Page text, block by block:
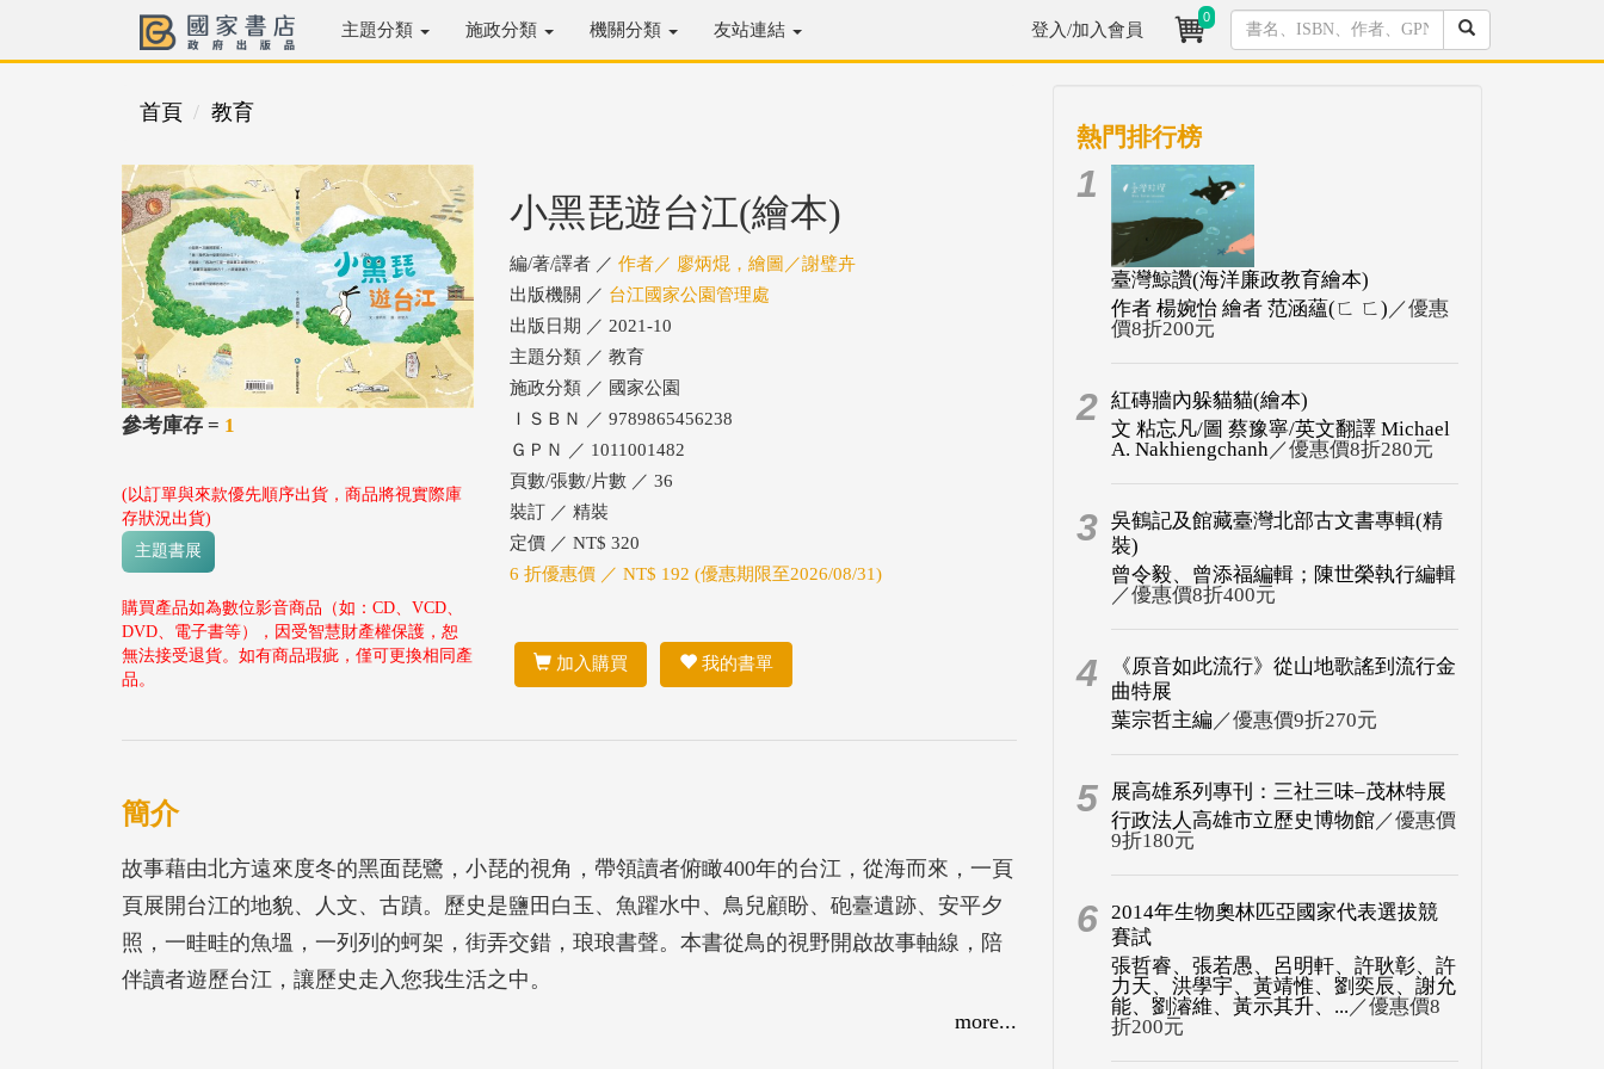
主題分類 施政分類 機關分類 友站連結 登入/加入會員
0
首頁 教育
參考庫存 = 1
(以訂單與來款優先順序出貨，商品將視實際庫
存狀況出貨)
主題書展
購買產品如為數位影音商品（如：CD、VCD、
DVD、電子書等），因受智慧財產權保護，恕
無法接受退貨。如有商品瑕疵，僅可更換相同產
品。
小黑琵遊台江(繪本)
編/著/譯者 ／ 作者／ 廖炳焜，繪圖／謝璧卉
出版機關 ／ 台江國家公園管理處
出版日期 ／ 2021-10
主題分類 ／ 教育
施政分類 ／ 國家公園
ＩＳＢＮ ／ 9789865456238
ＧＰＮ ／ 1011001482
頁數/張數/片數 ／ 36
裝訂 ／ 精裝
定價 ／ NT$ 320
6 折優惠價 ／ NT$ 192 (優惠期限至2026/08/31)
加入購買 我的書單
簡介
故事藉由北方遠來度冬的黑面琵鷺，小琵的視角，帶領讀者俯瞰400年的台江，從海而來，一頁
頁展開台江的地貌、人文、古蹟。歷史是鹽田白玉、魚躍水中、鳥兒顧盼、砲臺遺跡、安平夕
照，一畦畦的魚塭，一列列的蚵架，街弄交錯，琅琅書聲。本書從鳥的視野開啟故事軸線，陪
伴讀者遊歷台江，讓歷史走入您我生活之中。
more...
熱門排行榜
1
臺灣鯨讚(海洋廉政教育繪本)
作者 楊婉怡 繪者 范涵蘊(ㄈ ㄈ) ／優惠
價8折200元
2 紅磚牆內躲貓貓(繪本)
文 粘忘凡/圖 蔡豫寧/英文翻譯 Michael
A. Nakhiengchanh／優惠價8折280元
3 吳鶴記及館藏臺灣北部古文書專輯(精
裝)
曾令毅、曾添福編輯；陳世榮執行編輯
／優惠價8折400元
4
《原音如此流行》從山地歌謠到流行金
曲特展
葉宗哲主編 ／優惠價9折270元
5
展高雄系列專刊：三社三味–茂林特展
行政法人高雄市立歷史博物館／優惠價
9折180元
6 2014年生物奧林匹亞國家代表選拔競
賽試
張哲睿、張若愚、呂明軒、許耿彰、許
力天、洪學宇、黃靖惟、劉奕辰、謝允
能、劉濬維、黃示其升、... ／優惠價8
折200元